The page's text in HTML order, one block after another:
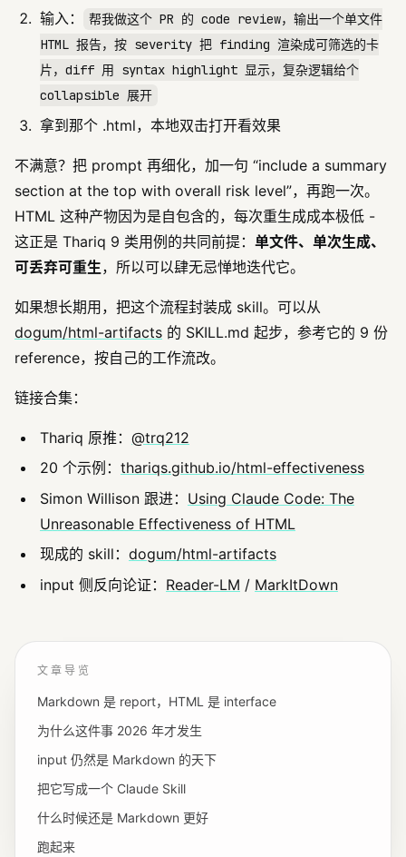
输入：
帮我做这个 PR 的 code review，输出一个单文件
HTML 报告，按 severity 把 finding 渲染成可筛选的卡
片，diff 用 syntax highlight 显示，复杂逻辑给个
collapsible 展开
拿到那个 .html，本地双击打开看效果
不满意？把 prompt 再细化，加一句 “include a summary
section at the top with overall risk level”，再跑一次。
HTML 这种产物因为是自包含的，每次重生成成本极低 -
这正是 Thariq 9 类用例的共同前提： 单文件、单次生成、
可丢弃可重生，所以可以肆无忌惮地迭代它。
如果想长期用，把这个流程封装成 skill。可以从
dogum/html-artifacts 的 SKILL.md 起步，参考它的 9 份
reference，按自己的工作流改。
链接合集：
Thariq 原推： @trq212
20 个示例： thariqs.github.io/html-effectiveness
Simon Willison 跟进： Using Claude Code: The
Unreasonable Effectiveness of HTML
现成的 skill： dogum/html-artifacts
input 侧反向论证： Reader-LM / MarkItDown
文章导览
Markdown 是 report，HTML 是 interface
为什么这件事 2026 年才发生
input 仍然是 Markdown 的天下
把它写成一个 Claude Skill
什么时候还是 Markdown 更好
跑起来